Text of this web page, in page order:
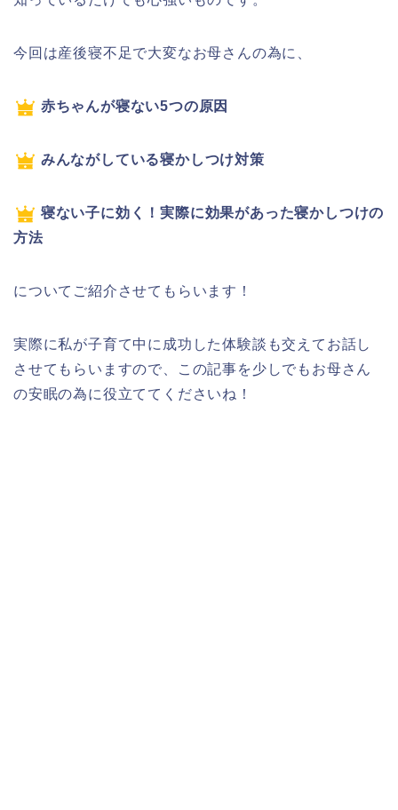
今回は産後寝不足で大変なお母さんの為に、
赤ちゃんが寝ない5つの原因
みんながしている寝かしつけ対策
寝ない子に効く！実際に効果があった寝かしつけの
方法
についてご紹介させてもらいます！
実際に私が子育て中に成功した体験談も交えてお話し
させてもらいますので、この記事を少しでもお母さん
の安眠の為に役立ててくださいね！